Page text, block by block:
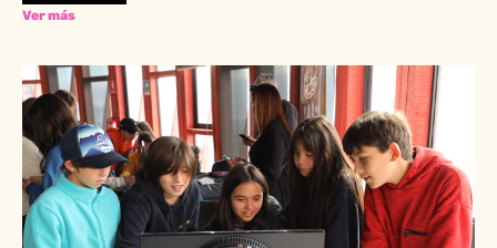
Ver más